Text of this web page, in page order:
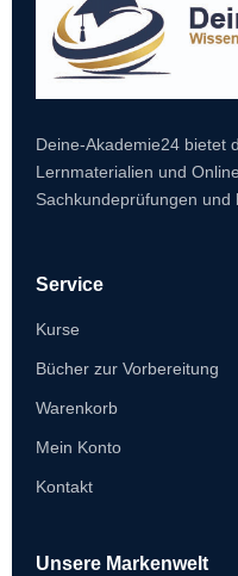
Deine-Akademie24 bietet
Lernmaterialien und
Sachkundeprüfungen und
Service
Kurse
Bücher zur Vorbereitung
Warenkorb
Mein Konto
Kontakt
Unsere Markenwelt